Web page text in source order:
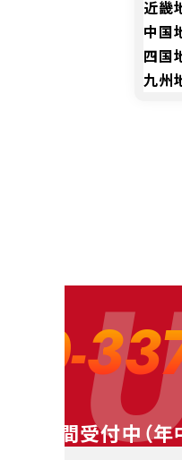
近畿
中国
四国
九州
24時間受付中（年